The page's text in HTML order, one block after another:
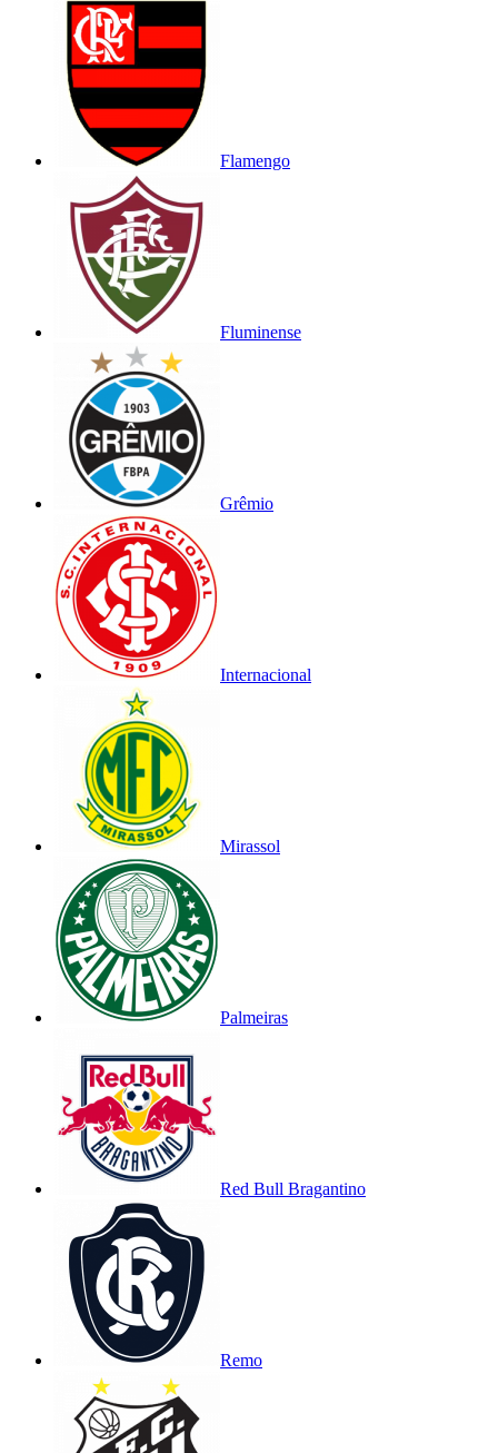
Flamengo
Fluminense
Grêmio
Internacional
Mirassol
Palmeiras
Red Bull Bragantino
Remo